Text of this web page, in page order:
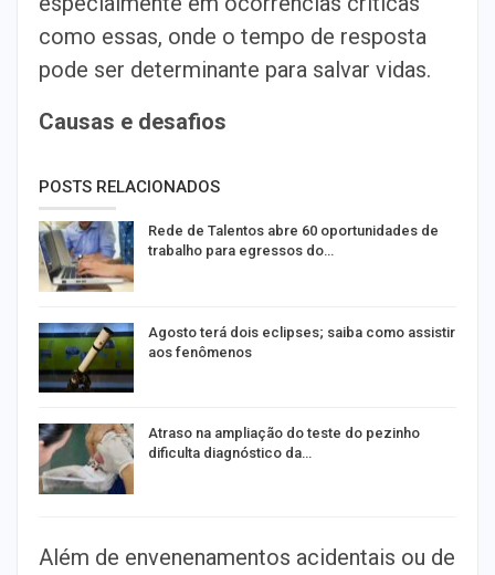
como essas, onde o tempo de resposta
pode ser determinante para salvar vidas.
Causas e desafios
POSTS RELACIONADOS
Rede de Talentos abre 60 oportunidades de
trabalho para egressos do…
Agosto terá dois eclipses; saiba como assistir
aos fenômenos
Atraso na ampliação do teste do pezinho
dificulta diagnóstico da…
Além de envenenamentos acidentais ou de